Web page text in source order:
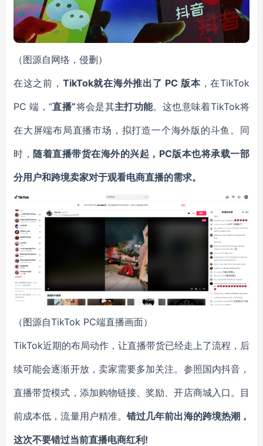
（图源自网络，侵删）
在这之前， TikTok就在海外推出了 PC 版本，在TikTok
PC 端，“直播”将会是其主打功能。这也意味着TikTok将
在大屏端布局直播市场，拟打造一个海外版的斗鱼。同
时， 随着直播带货在海外的兴起， PC版本也将承载一部
分用户和跨境卖家对于观看电商直播的需求。
（图源自TikTok PC端直播画面）
TikTok近期的布局动作，让直播带货已经走上了流程，后
续可能会逐渐开放，卖家需要多加关注。参照国内抖音，
直播带货模式，添加购物链接、奖励、开店商城入口。目
前成本低，流量用户精准。 错过几年前出海的跨境热潮，
这次不要错过当前直播电商红利!